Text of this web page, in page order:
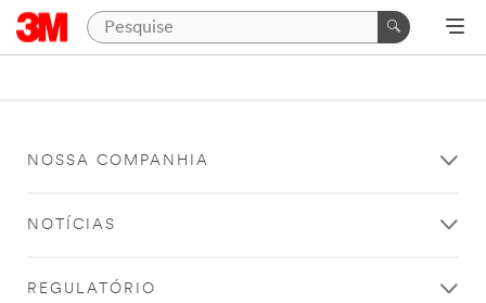
NOSSA COMPANHIA
NOTÍCIAS
REGULATÓRIO